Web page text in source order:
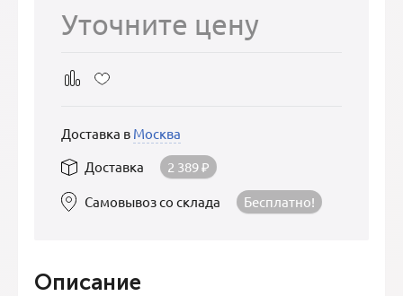
Уточните цену
Доставка в Москва
Доставка
2 389₽
Самовывоз со склада Бесплатно!
Описание